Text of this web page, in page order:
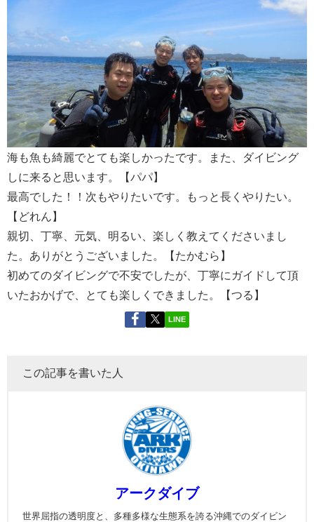
海も魚も綺麗でとても楽しかったです。また、ダイビング
しに来ると思います。【パパ】
最高でした！！次もやりたいです。もっと長くやりたい。
【どれん】
親切、丁寧、元気、明るい、楽しく教えてくださいまし
た。ありがとうございました。【たかむら】
初めてのダイビングで不安でしたが、丁寧にガイドして頂
いたおかげで、とても楽しくできました。【つる】
LINE
この記事を書いた人
アークダイブ
世界屈指の透明度と、多種多様な生態系を誇る沖縄でのダイビン